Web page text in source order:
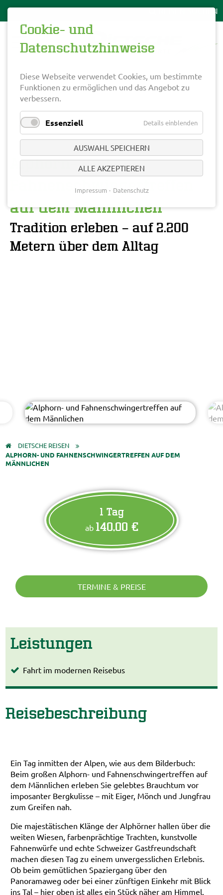
Alphorn- und
Fahnenschwingertreffen
auf dem Männlichen
Tradition erleben – auf 2.200
Metern über dem Alltag
DIETSCHE REISEN
ALPHORN- UND FAHNENSCHWINGERTREFFEN AUF DEM
MÄNNLICHEN
Reisebeschreibung
Ein Tag inmitten der Alpen, wie aus dem Bilderbuch:
Beim großen Alphorn- und Fahnenschwingertreffen auf
dem Männlichen erleben Sie gelebtes Brauchtum vor
imposanter Bergkulisse – mit Eiger, Mönch und Jungfrau
zum Greifen nah.
Die majestätischen Klänge der Alphörner hallen über die
weiten Wiesen, farbenprächtige Trachten, kunstvolle
Fahnenwürfe und echte Schweizer Gastfreundschaft
machen diesen Tag zu einem unvergesslichen Erlebnis.
Ob beim gemütlichen Spaziergang über den
Panoramaweg oder bei einer zünftigen Einkehr mit Blick
ins Tal – hier oben ist alles ein Stück näher am Himmel.
1 Tag
ab 140,00 €
TERMINE & PREISE
Leistungen
Fahrt im modernen Reisebus
Cookie- und
Datenschutzhinweise
Diese Webseite verwendet Cookies, um bestimmte
Funktionen zu ermöglichen und das Angebot zu
verbessern.
Essenziell Details einblenden
AUSWAHL SPEICHERN
ALLE AKZEPTIEREN
Impressum Datenschutz